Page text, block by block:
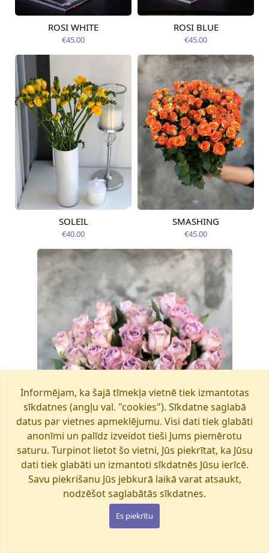
Pieejams šodien
ROSI WHITE
€45.00
Pieejams šodien
ROSI BLUE
€45.00
Pieejams šodien
SOLEIL
€40.00
Pieejams šodien
SMASHING
€45.00
MEMORY LANE
Informējam, ka šajā tīmekļa vietnē tiek izmantotas
sīkdatnes (angļu val. "cookies"). Sīkdatne saglabā
datus par vietnes apmeklējumu. Visi dati tiek glabāti
anonīmi un palīdz izveidot tieši Jums piemērotu
saturu. Turpinot lietot šo vietni, Jūs piekrītat, ka Jūsu
dati tiek glabāti un izmantoti sīkdatnēs Jūsu ierīcē.
Savu piekrišanu Jūs jebkurā laikā varat atsaukt,
nodzēšot saglabātās sīkdatnes.
Es piekrītu